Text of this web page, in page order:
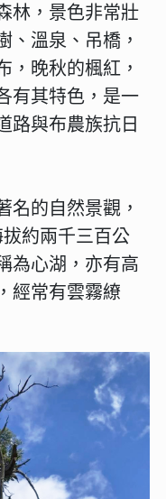
林，景色非常壯
、溫泉、吊橋，
，晚秋的楓紅，
有其特色，是一
路與布農族抗日
名的自然景觀，
約兩千三百公
為心湖，亦有高
經常有雲霧繚